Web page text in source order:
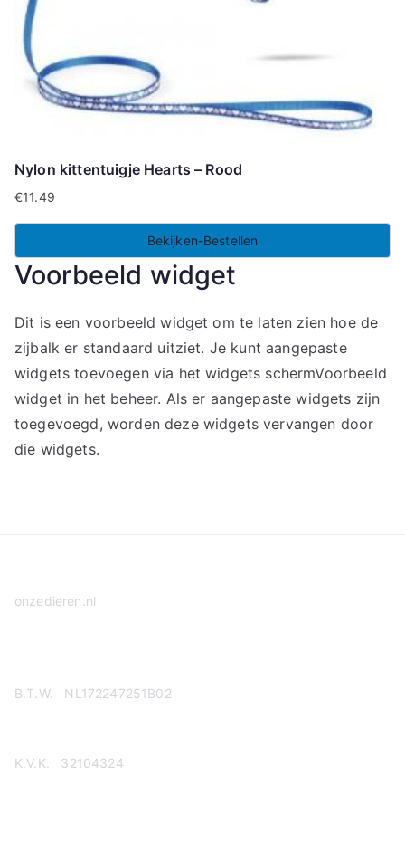
Nylon kittentuigje Hearts – Rood
€11.49
Bekijken-Bestellen
Voorbeeld widget
Dit is een voorbeeld widget om te laten zien hoe de
zijbalk er standaard uitziet. Je kunt aangepaste
widgets toevoegen via het widgets schermVoorbeeld
widget in het beheer. Als er aangepaste widgets zijn
toegevoegd, worden deze widgets vervangen door
die widgets.
onzedieren.nl
B.T.W. NL172247251B02
K.V.K. 32104324